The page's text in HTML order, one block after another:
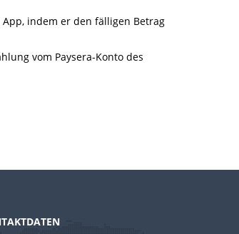
indem er den fälligen Betrag
vom Paysera-Konto des